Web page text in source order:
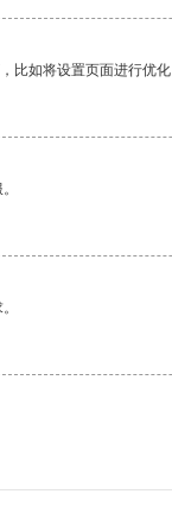
比如将设置页面进行优